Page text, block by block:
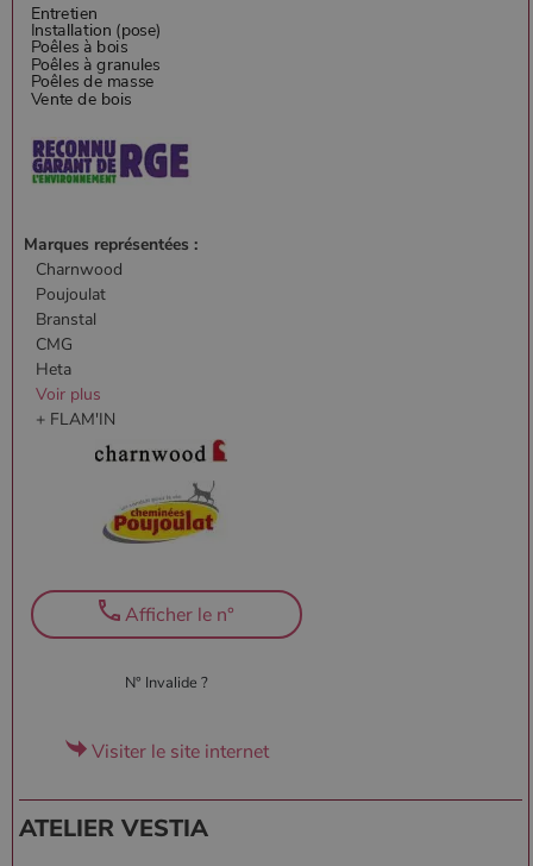
Marques représentées :
Charnwood
Poujoulat
Branstal
CMG
Heta
Voir plus
+ FLAM'IN
N° Invalide ?
Afficher le n°
Visiter le site internet
ATELIER VESTIA